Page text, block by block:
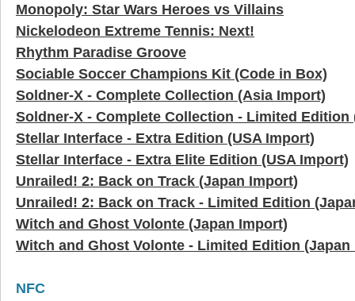
Monopoly: Star Wars Heroes vs Villains
Nickelodeon Extreme Tennis: Next!
Rhythm Paradise Groove
Sociable Soccer Champions Kit (Code in Box)
Soldner-X - Complete Collection (Asia Import)
Soldner-X - Complete Collection - Limited Edition
Stellar Interface - Extra Edition (USA Import)
Stellar Interface - Extra Elite Edition (USA Import)
Unrailed! 2: Back on Track (Japan Import)
Unrailed! 2: Back on Track - Limited Edition
Witch and Ghost Volonte (Japan Import)
Witch and Ghost Volonte - Limited Edition (Japan
NFC